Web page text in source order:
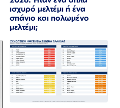
ισχυρό μελτέμι ή ένα
σπάνιο και πολωμένο
μελτέμι;